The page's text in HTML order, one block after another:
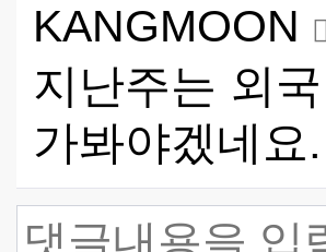
KANGMOON
지난주는 외
가봐야겠네요